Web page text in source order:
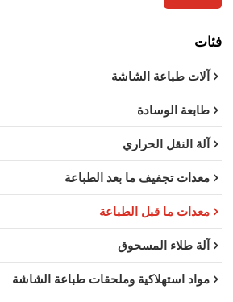
فئات
آلات طباعة الشاشة
طابعة الوسادة
آلة النقل الحراري
معدات تجفيف ما بعد الطباعة
معدات ما قبل الطباعة
آلة طلاء المسحوق
مواد استهلاكية وملحقات طباعة الشاشة